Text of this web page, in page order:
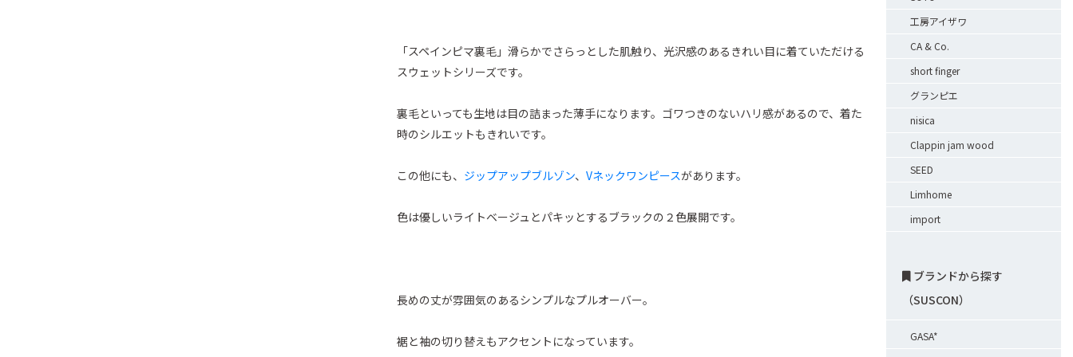
「スペインピマ裏毛」滑らかでさらっとした肌触り、光沢感のあるきれい目に着ていただける
スウェットシリーズです。
裏毛といっても生地は目の詰まった薄手になります。ゴワつきのないハリ感があるので、着た
時のシルエットもきれいです。
この他にも、 ジップアップブルゾン、 Vネックワンピースがあります。
色は優しいライトベージュとパキッとするブラックの２色展開です。
長めの丈が雰囲気のあるシンプルなプルオーバー。
裾と袖の切り替えもアクセントになっています。
工房アイザワ
CA & Co.
short finger
グランピエ
nisica
Clappin jam wood
SEED
Limhome
import
ブランドから探す
（SUSCON）
GASA*